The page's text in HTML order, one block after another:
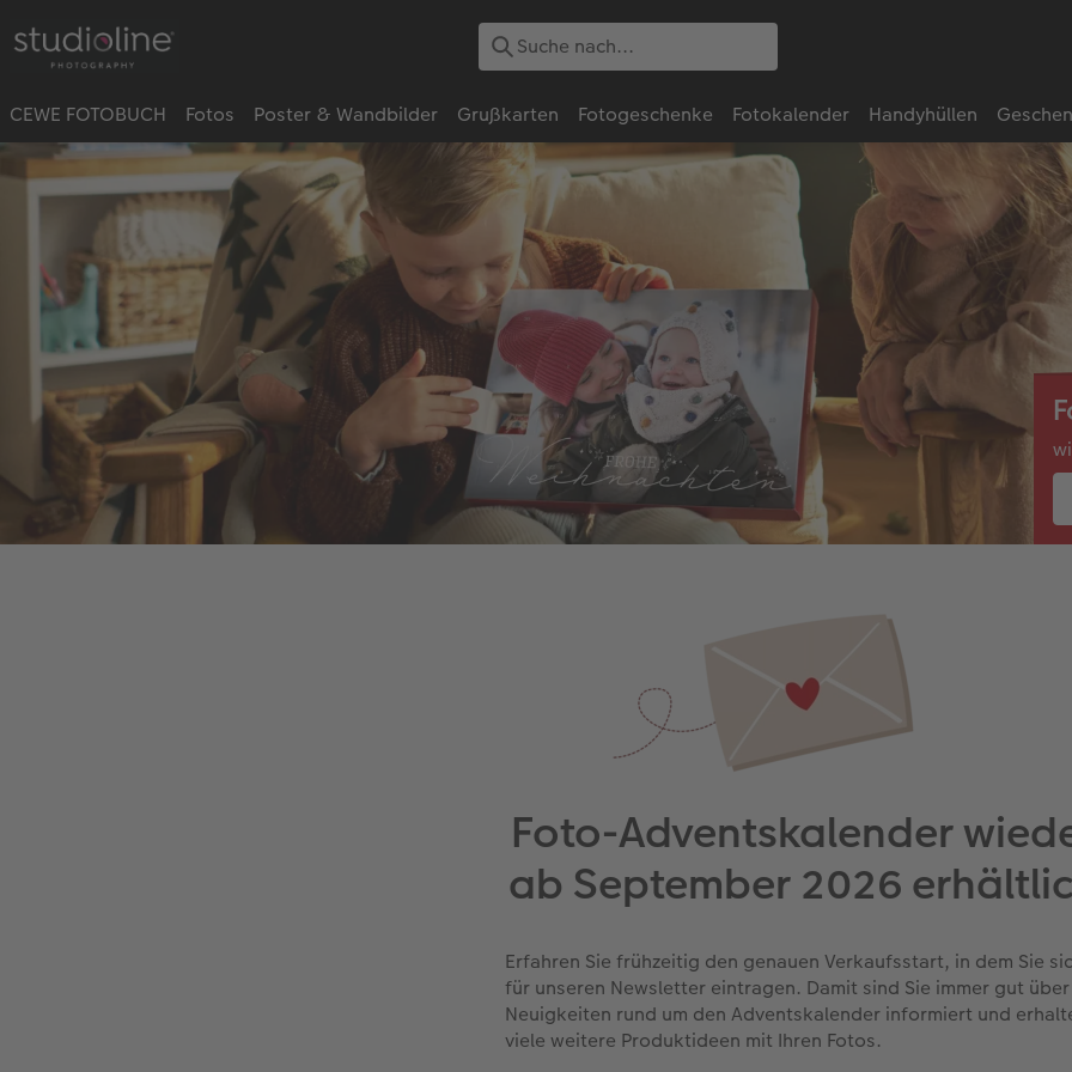
CEWE FOTOBUCH Fotos Poster & Wandbilder Grußkarten Fotogeschenke Fotokalender Handyhüllen
Foto-Adventskalender
ab September 2026
Erfahren Sie frühzeitig den genauen Verkaufsstart, in dem Sie
für unseren Newsletter eintragen. Damit sind Sie immer gut über
Neuigkeiten rund um den Adventskalender informiert und
viele weitere Produktideen mit Ihren Fotos.